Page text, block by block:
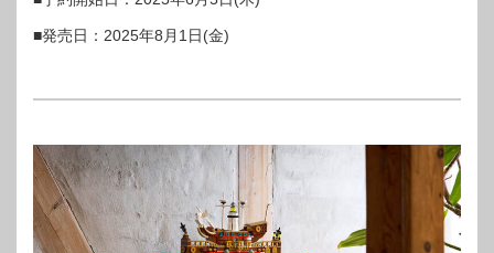
■発売日：2025年8月1日(金)